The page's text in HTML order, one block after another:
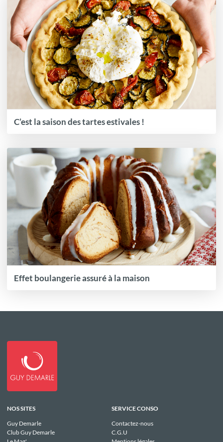
C’est la saison des tartes estivales !
Effet boulangerie assuré à la maison
NOS SITES
Guy Demarle
Club Guy Demarle
SERVICE CONSO
Contactez-nous
C.G.U